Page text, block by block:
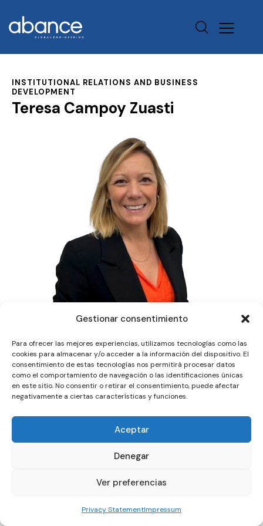
Gestionar consentimiento
Para ofrecer las mejores experiencias, utilizamos tecnologías como las
cookies para almacenar y/o acceder a la información del dispositivo. El
consentimiento de estas tecnologías nos permitirá procesar datos
como el comportamiento de navegación o las identificaciones únicas
en este sitio. No consentir o retirar el consentimiento, puede afectar
negativamente a ciertas características y funciones.
Aceptar
Denegar
Ver preferencias
Privacy StatementImpressum
INSTITUTIONAL RELATIONS AND BUSINESS
DEVELOPMENT
Teresa Campoy Zuasti